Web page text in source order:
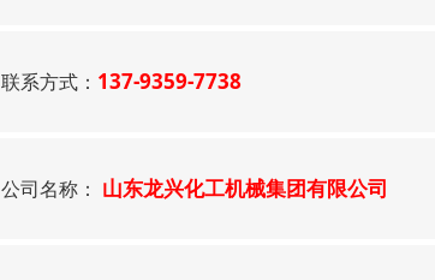
联系方式： 137-9359-7738
公司名称： 山东龙兴化工机械集团有限公司